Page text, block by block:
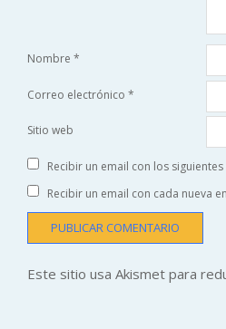
Nombre *
Correo electrónico *
Sitio web
Recibir un email con los
Recibir un email con cada nueva
Este sitio usa Akismet para